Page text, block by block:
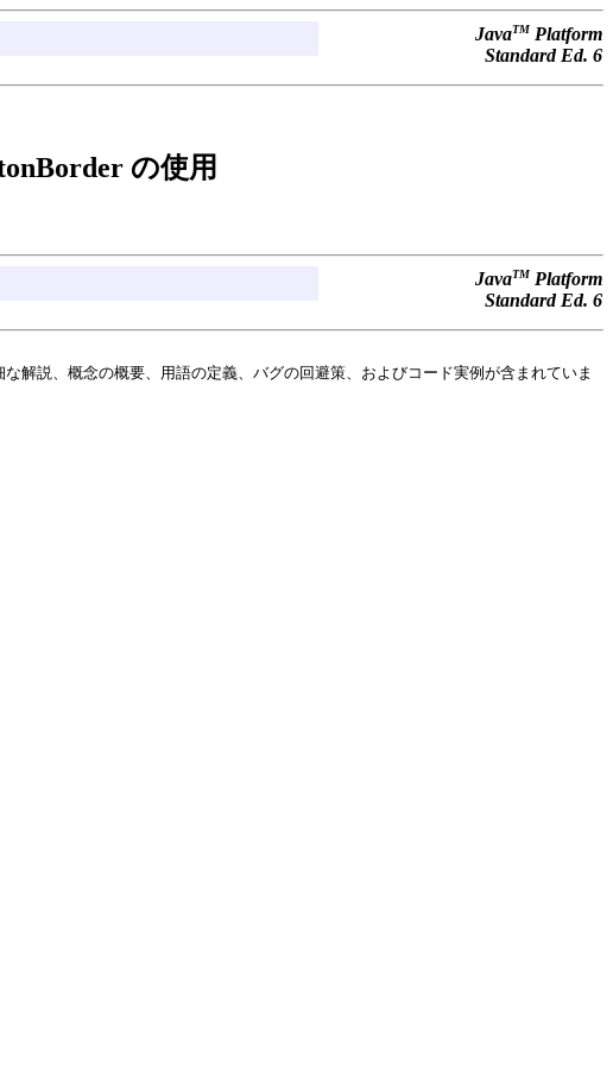
JavaTM Platform
Standard Ed. 6
の使用
JavaTM Platform
Standard Ed. 6
解説、概念の概要、用語の定義、バグの回避策、およびコード実例が含まれていま